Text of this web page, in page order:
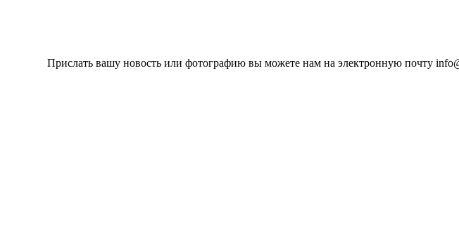
Прислать вашу новость или фотографию вы можете нам на электронную почту